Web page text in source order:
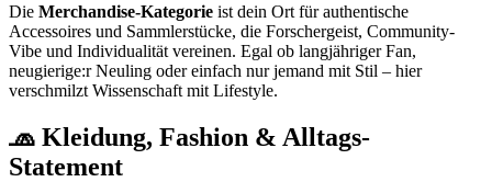
Die Merchandise-Kategorie ist dein Ort für authentische
Accessoires und Sammlerstücke, die Forschergeist, Community-
Vibe und Individualität vereinen. Egal ob langjähriger Fan,
neugierige:r Neuling oder einfach nur jemand mit Stil – hier
verschmilzt Wissenschaft mit Lifestyle.
🧢 Kleidung, Fashion & Alltags-
Statement